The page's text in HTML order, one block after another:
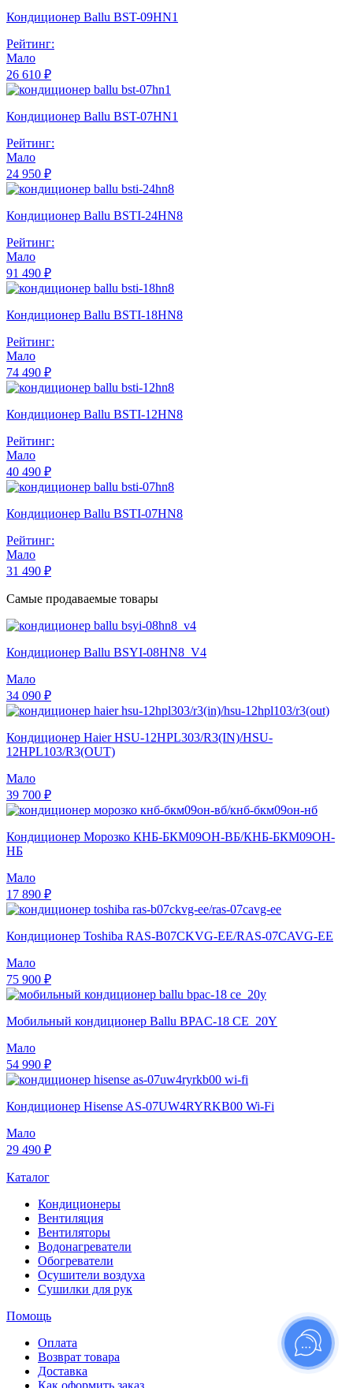
Кондиционер Ballu BST-09HN1
Рейтинг:
Мало
26 610 ₽
Кондиционер Ballu BST-07HN1
Рейтинг:
Мало
24 950 ₽
Кондиционер Ballu BSTI-24HN8
Рейтинг:
Мало
91 490 ₽
Кондиционер Ballu BSTI-18HN8
Рейтинг:
Мало
74 490 ₽
Кондиционер Ballu BSTI-12HN8
Рейтинг:
Мало
40 490 ₽
Кондиционер Ballu BSTI-07HN8
Рейтинг:
Мало
31 490 ₽
Самые продаваемые товары
Кондиционер Ballu BSYI-08HN8_V4
Мало
34 090 ₽
Кондиционер Haier HSU-12HPL303/R3(IN)/HSU-
12HPL103/R3(OUT)
Мало
39 700 ₽
Кондиционер Морозко КНБ-БКМ09ОН-ВБ/КНБ-БКМ09ОН-
НБ
Мало
17 890 ₽
Кондиционер Toshiba RAS-B07CKVG-EE/RAS-07CAVG-EE
Мало
75 900 ₽
Мобильный кондиционер Ballu BPAC-18 CE_20Y
Мало
54 990 ₽
Кондиционер Hisense AS-07UW4RYRKB00 Wi-Fi
Мало
29 490 ₽
Каталог
Кондиционеры
Вентиляция
Вентиляторы
Водонагреватели
Обогреватели
Осушители воздуха
Сушилки для рук
Помощь
Оплата
Возврат товара
Доставка